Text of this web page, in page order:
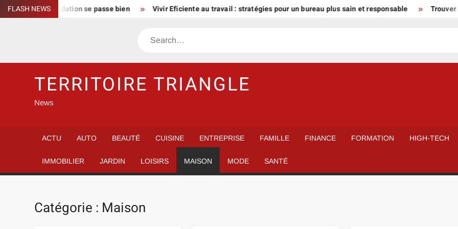
Skip
to
FLASH NEWS
consolidation se passe bien Vivir Eficiente au travail : stratégies pour un bureau plus sain et responsable Trouver un
Search
TERRITOIRE TRIANGLE
News
ACTU AUTO BEAUTÉ CUISINE ENTREPRISE FAMILLE FINANCE FORMATION HIGH-TECH
IMMOBILIER JARDIN LOISIRS MAISON MODE SANTÉ
Catégorie : Maison